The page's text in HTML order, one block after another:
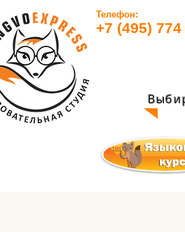
Телефон:
+7 (495) 774